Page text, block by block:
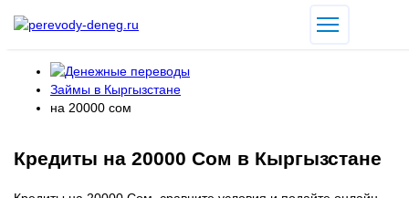
Займы в Кыргызстане
на 20000 сом
Кредиты на 20000 Сом в Кыргызстане